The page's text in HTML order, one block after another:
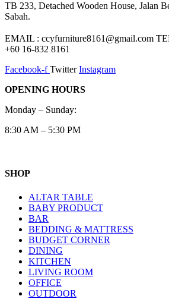
TB 233, Detached Wooden House, Jalan
Sabah.
EMAIL : ccyfurniture8161@gmail.com
+60 16-832 8161
Facebook-f Twitter Instagram
OPENING HOURS
Monday – Sunday:
8:30 AM – 5:30 PM
SHOP
ALTAR TABLE
BABY PRODUCT
BAR
BEDDING & MATTRESS
BUDGET CORNER
DINING
KITCHEN
LIVING ROOM
OFFICE
OUTDOOR